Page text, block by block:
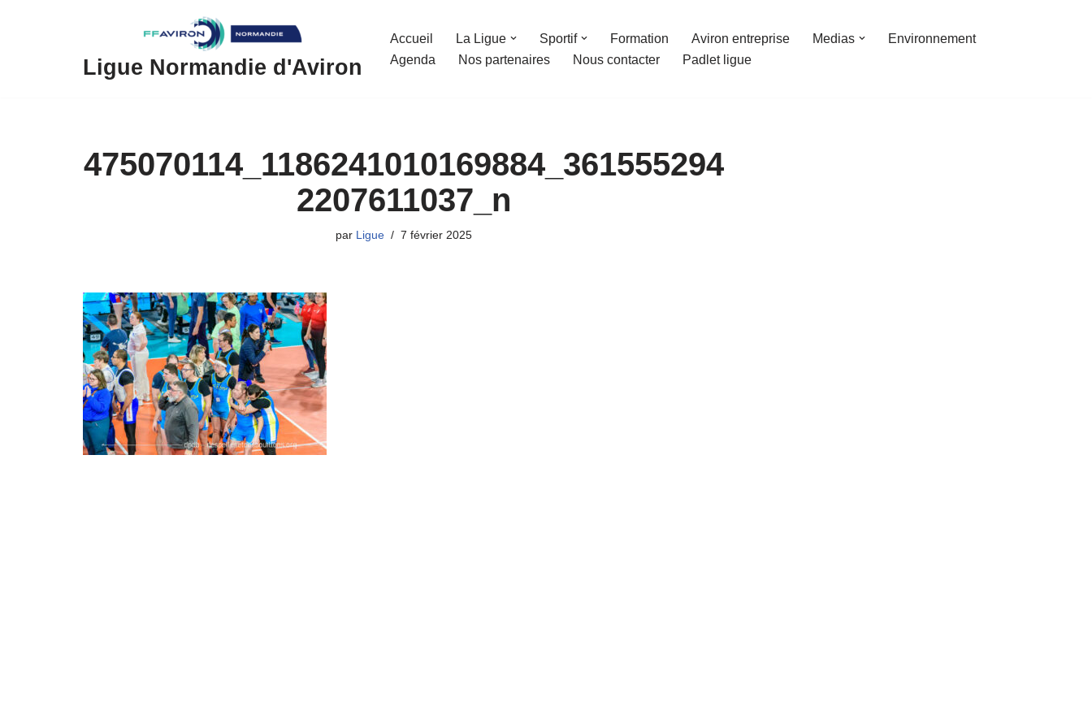
Ligue Normandie d'Aviron
Accueil La Ligue Sportif Formation Aviron entreprise Medias
Environnement
Agenda
Nos partenaires Nous contacter Padlet ligue
475070114_1186241010169884_361555294
2207611037_n
par Ligue 7 février 2025